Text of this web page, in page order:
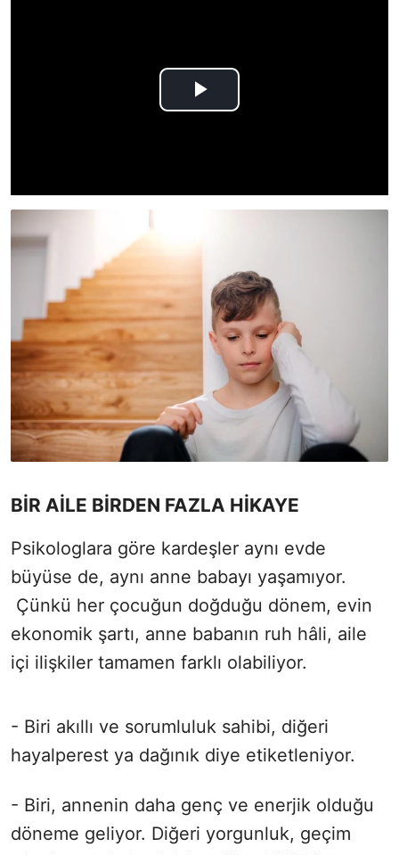
BİR AİLE BİRDEN FAZLA HİKAYE
Psikologlara göre kardeşler aynı evde
büyüse de, aynı anne babayı yaşamıyor.
Çünkü her çocuğun doğduğu dönem, evin
ekonomik şartı, anne babanın ruh hâli, aile
içi ilişkiler tamamen farklı olabiliyor.
- Biri akıllı ve sorumluluk sahibi, diğeri
hayalperest ya dağınık diye etiketleniyor.
- Biri, annenin daha genç ve enerjik olduğu
döneme geliyor. Diğeri yorgunluk, geçim